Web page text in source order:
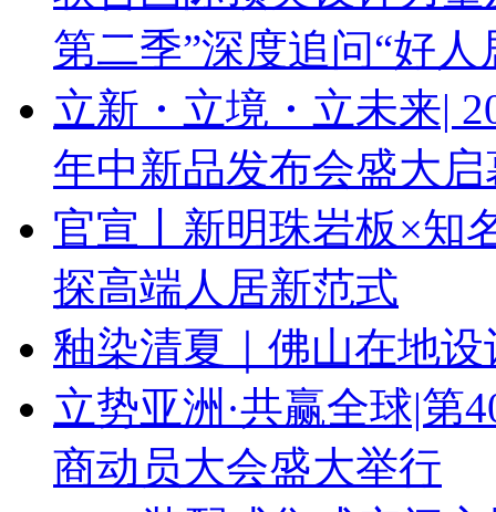
第二季”深度追问“好人
立新・立境・立未来|
年中新品发布会盛大启
官宣丨新明珠岩板×知
探高端人居新范式
釉染清夏｜佛山在地
立势亚洲·共赢全球|第
商动员大会盛大举行